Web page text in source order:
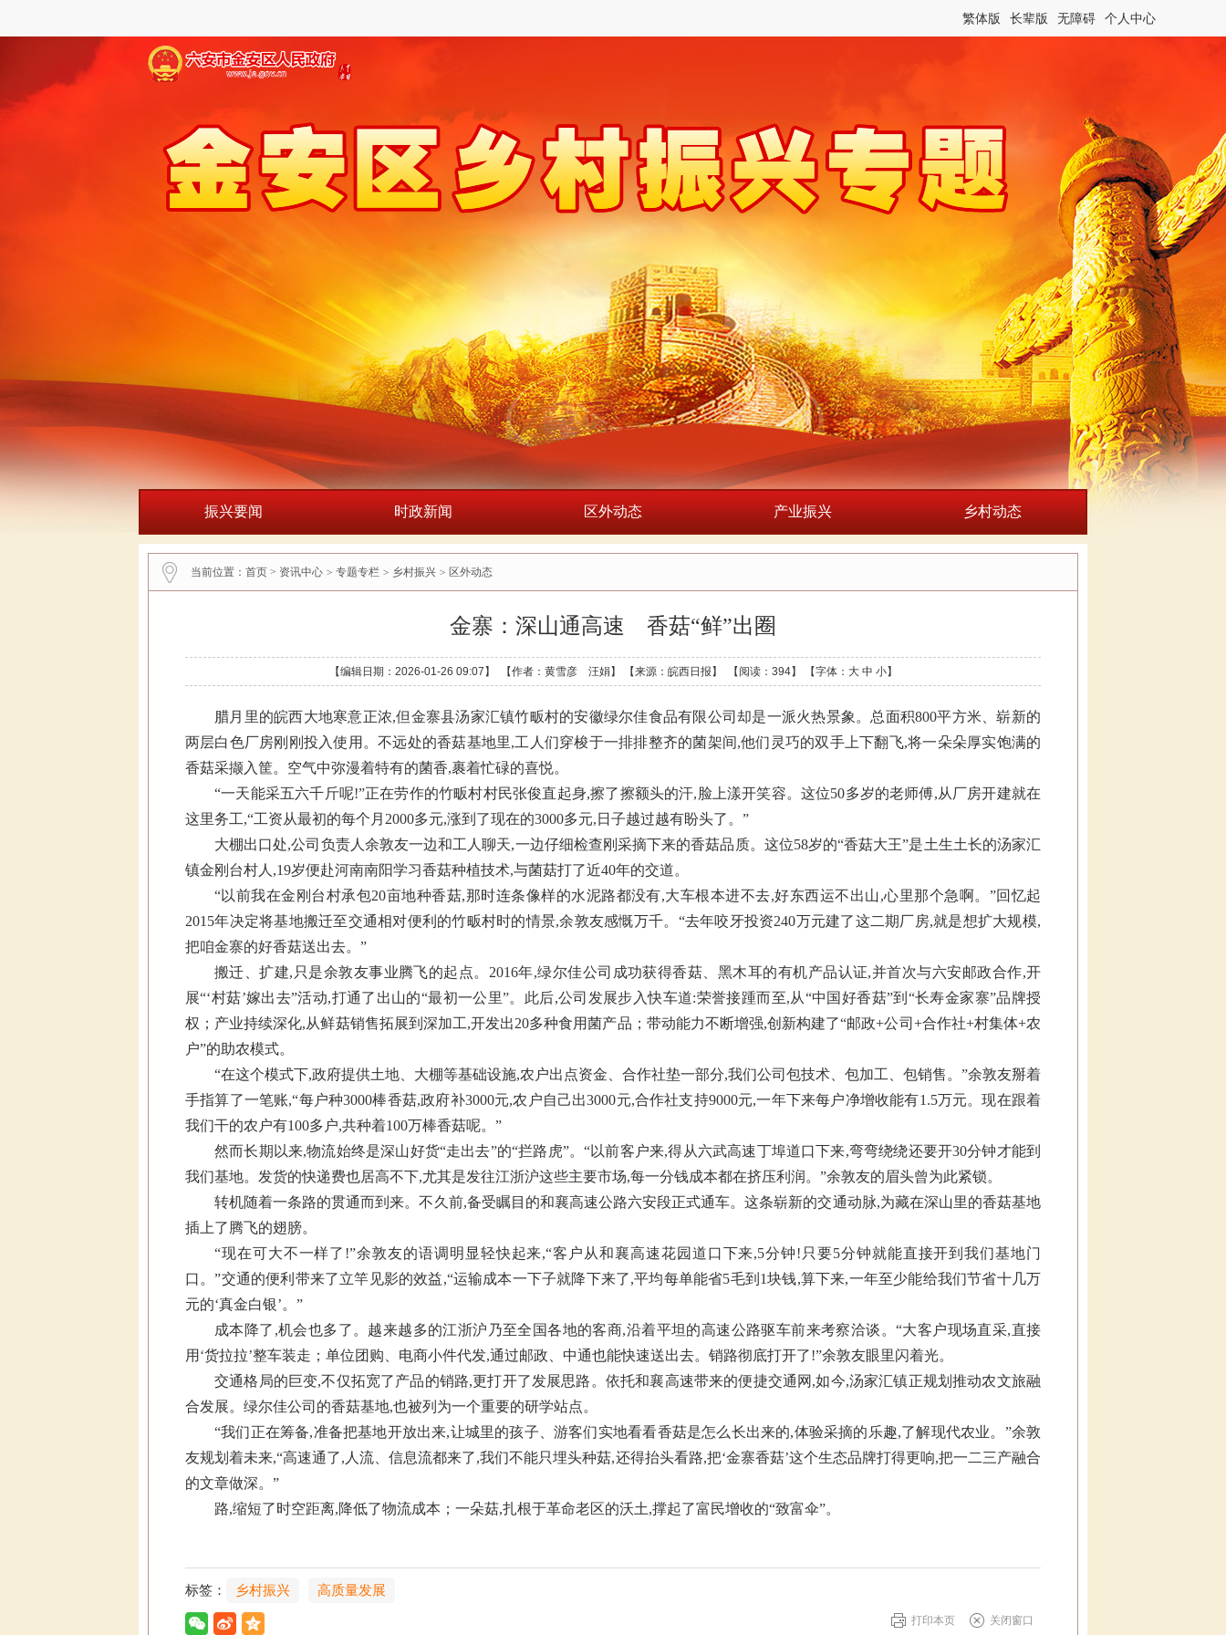
繁体版 长辈版 无障碍 个人中心
振兴要闻 时政新闻 区外动态 产业振兴 乡村动态
当前位置： 首页 > 资讯中心 > 专题专栏 > 乡村振兴 > 区外动态
金寨：深山通高速 香菇“鲜”出圈
【编辑日期：2026-01-26 09:07】 【作者：黄雪彦 汪娟】 【来源：皖西日报】 【阅读： 394】 【字体： 大 中 小】
腊月里的皖西大地寒意正浓,但金寨县汤家汇镇竹畈村的安徽绿尔佳食品有限公司却是一派火热景象。总面积800平方米、崭新的
两层白色厂房刚刚投入使用。不远处的香菇基地里,工人们穿梭于一排排整齐的菌架间,他们灵巧的双手上下翻飞,将一朵朵厚实饱满的
香菇采撷入筐。空气中弥漫着特有的菌香,裹着忙碌的喜悦。
“一天能采五六千斤呢!”正在劳作的竹畈村村民张俊直起身,擦了擦额头的汗,脸上漾开笑容。这位50多岁的老师傅,从厂房开建就在
这里务工,“工资从最初的每个月2000多元,涨到了现在的3000多元,日子越过越有盼头了。”
大棚出口处,公司负责人余敦友一边和工人聊天,一边仔细检查刚采摘下来的香菇品质。这位58岁的“香菇大王”是土生土长的汤家汇
镇金刚台村人,19岁便赴河南南阳学习香菇种植技术,与菌菇打了近40年的交道。
“以前我在金刚台村承包20亩地种香菇,那时连条像样的水泥路都没有,大车根本进不去,好东西运不出山,心里那个急啊。”回忆起
2015年决定将基地搬迁至交通相对便利的竹畈村时的情景,余敦友感慨万千。“去年咬牙投资240万元建了这二期厂房,就是想扩大规模,
把咱金寨的好香菇送出去。”
搬迁、扩建,只是余敦友事业腾飞的起点。2016年,绿尔佳公司成功获得香菇、黑木耳的有机产品认证,并首次与六安邮政合作,开
展“‘村菇’嫁出去”活动,打通了出山的“最初一公里”。此后,公司发展步入快车道:荣誉接踵而至,从“中国好香菇”到“长寿金家寨”品牌授
权；产业持续深化,从鲜菇销售拓展到深加工,开发出20多种食用菌产品；带动能力不断增强,创新构建了“邮政+公司+合作社+村集体+农
户”的助农模式。
“在这个模式下,政府提供土地、大棚等基础设施,农户出点资金、合作社垫一部分,我们公司包技术、包加工、包销售。”余敦友掰着
手指算了一笔账,“每户种3000棒香菇,政府补3000元,农户自己出3000元,合作社支持9000元,一年下来每户净增收能有1.5万元。现在跟着
我们干的农户有100多户,共种着100万棒香菇呢。”
然而长期以来,物流始终是深山好货“走出去”的“拦路虎”。“以前客户来,得从六武高速丁埠道口下来,弯弯绕绕还要开30分钟才能到
我们基地。发货的快递费也居高不下,尤其是发往江浙沪这些主要市场,每一分钱成本都在挤压利润。”余敦友的眉头曾为此紧锁。
转机随着一条路的贯通而到来。不久前,备受瞩目的和襄高速公路六安段正式通车。这条崭新的交通动脉,为藏在深山里的香菇基地
插上了腾飞的翅膀。
“现在可大不一样了!”余敦友的语调明显轻快起来,“客户从和襄高速花园道口下来,5分钟!只要5分钟就能直接开到我们基地门
口。”交通的便利带来了立竿见影的效益,“运输成本一下子就降下来了,平均每单能省5毛到1块钱,算下来,一年至少能给我们节省十几万
元的‘真金白银’。”
成本降了,机会也多了。越来越多的江浙沪乃至全国各地的客商,沿着平坦的高速公路驱车前来考察洽谈。“大客户现场直采,直接
用‘货拉拉’整车装走；单位团购、电商小件代发,通过邮政、中通也能快速送出去。销路彻底打开了!”余敦友眼里闪着光。
交通格局的巨变,不仅拓宽了产品的销路,更打开了发展思路。依托和襄高速带来的便捷交通网,如今,汤家汇镇正规划推动农文旅融
合发展。绿尔佳公司的香菇基地,也被列为一个重要的研学站点。
“我们正在筹备,准备把基地开放出来,让城里的孩子、游客们实地看看香菇是怎么长出来的,体验采摘的乐趣,了解现代农业。”余敦
友规划着未来,“高速通了,人流、信息流都来了,我们不能只埋头种菇,还得抬头看路,把‘金寨香菇’这个生态品牌打得更响,把一二三产融合
的文章做深。”
路,缩短了时空距离,降低了物流成本；一朵菇,扎根于革命老区的沃土,撑起了富民增收的“致富伞”。
标签： 乡村振兴 高质量发展
打印本页 关闭窗口